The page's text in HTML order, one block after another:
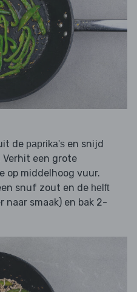
de paprika's en snijd
Verhit een grote
op middelhoog vuur.
snuf zout en de helft
naar smaak) en bak 2-